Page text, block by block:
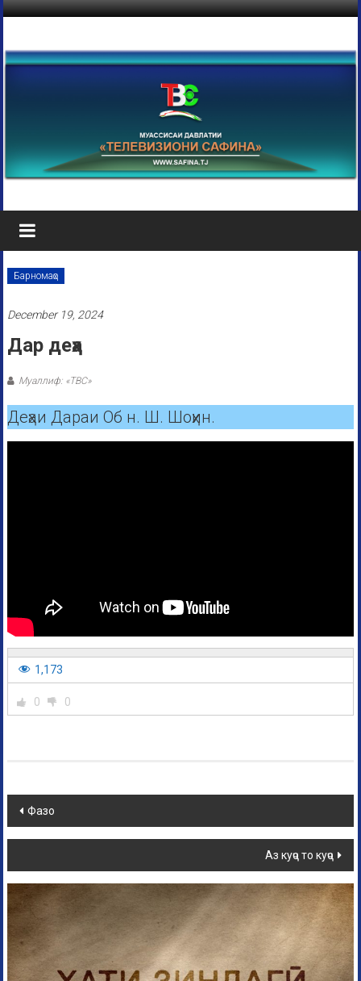
Барномаҳо
December 19, 2024
Дар деҳа
Муаллиф: «ТВС»
Деҳаи Дараи Об н. Ш. Шоҳин.
1,173
0 0
Фазо
Аз куҷо то куҷо